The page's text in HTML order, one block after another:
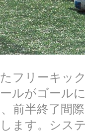
フリーキッ
ルがゴール
前半終了間
ます。シス